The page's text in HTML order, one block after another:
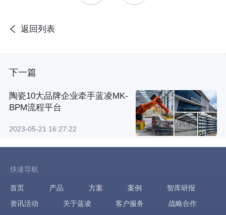
返回列表
下一篇
陶瓷10大品牌企业牵手蓝凌MK-
BPM流程平台
2023-05-21 16:27:22
快速导航
首页 产品 方案 案例
智库研报
资讯活动
关于蓝凌 客户服务 战略合作